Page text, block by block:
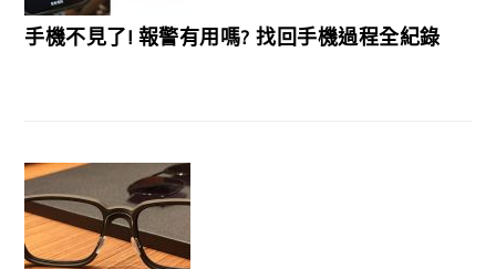
手機不見了! 報警有用嗎? 找回手機過程全紀錄